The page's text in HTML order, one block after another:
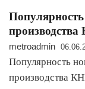
производства
metroadmin
Популярность
производства